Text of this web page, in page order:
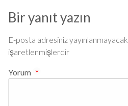
Bir yanıt yazın
E-posta adresiniz yayınlanmayacak.
işaretlenmişlerdir
Yorum *